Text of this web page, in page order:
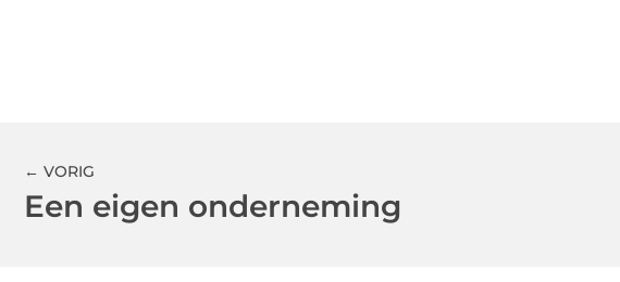
← VORIG
Een eigen onderneming